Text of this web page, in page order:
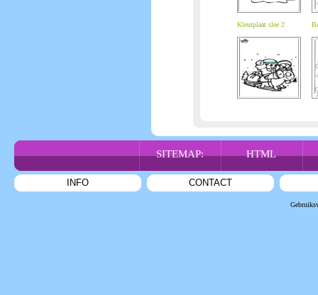
Kleurplaat slee 2
SITEMAP: HTML
INFO CONTACT